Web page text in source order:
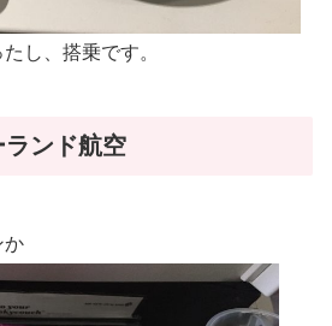
し、搭乗です。
ランド航空
か